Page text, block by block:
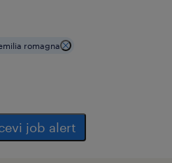
romagna
job alert